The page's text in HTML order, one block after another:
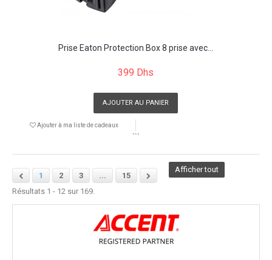
Prise Eaton Protection Box 8 prise avec...
399 Dhs
AJOUTER AU PANIER
Ajouter à ma liste de cadeaux
```
Afficher tout
1 2 3 ...
15
Résultats 1 - 12 sur 169.